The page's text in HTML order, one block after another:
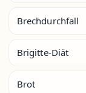
Brechdurchfall
Brigitte-Diät
Brot